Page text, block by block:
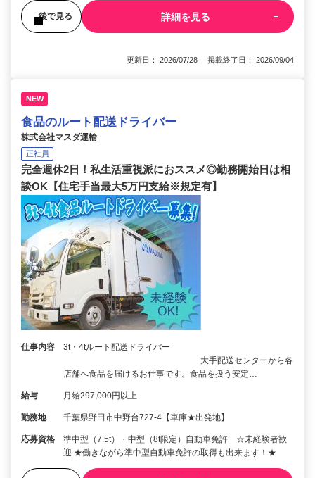
後で見る 詳細を見る
更新日： 2026/07/28 掲載終了日： 2026/09/04
NEW
食品のルート配送ドライバー
株式会社マスダ運輸
正社員
完全週休2日！私生活重視派におススメ◎勤務開始日は相
談OK【住宅手当最大5万円支給※規定有】
仕事内容
3t・4tルート配送ドライバー
大手配送センターから各
店舗へ食品を届けるお仕事です。食品を扱う安定…
給与 月給297,000円以上
勤務地 千葉県野田市中野台727-4【車庫★出発地】
応募資格
準中型（7.5t）・中型（8t限定）自動車免許 ☆未経験者歓
迎 ★働きながら準中型自動車免許の取得も出来ます！★